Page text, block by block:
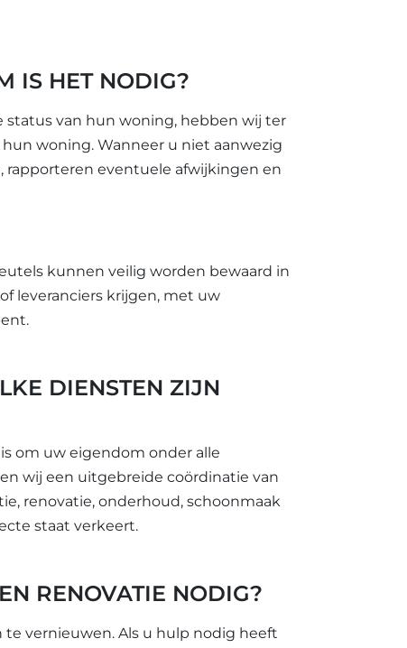
IS HET NODIG?
van hun woning, hebben wij ter
woning. Wanneer u niet aanwezig
eventuele afwijkingen en
kunnen veilig worden bewaard in
leveranciers krijgen, met uw
DIENSTEN ZIJN
om uw eigendom onder alle
wij een uitgebreide coördinatie van
renovatie, onderhoud, schoonmaak
staat verkeert.
RENOVATIE NODIG?
vernieuwen. Als u hulp nodig heeft